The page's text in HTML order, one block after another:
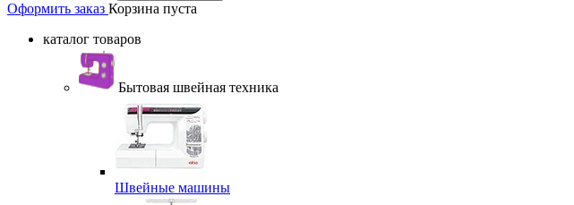
Оформить заказ Корзина пуста
каталог товаров
Бытовая швейная техника
Швейные машины